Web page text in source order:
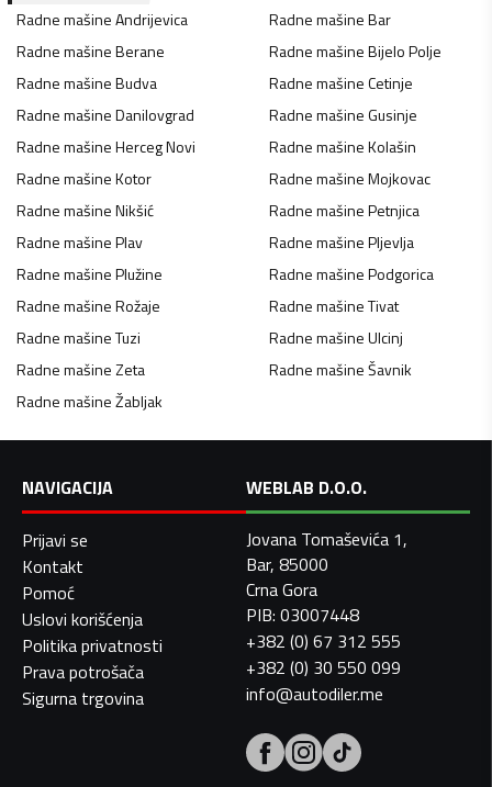
Radne mašineAndrijevica Radne mašineBar
Radne mašineBerane Radne mašineBijelo Polje
Radne mašineBudva Radne mašineCetinje
Radne mašineDanilovgrad Radne mašineGusinje
Radne mašineHerceg Novi Radne mašineKolašin
Radne mašineKotor Radne mašineMojkovac
Radne mašineNikšić Radne mašinePetnjica
Radne mašinePlav Radne mašinePljevlja
Radne mašinePlužine Radne mašinePodgorica
Radne mašineRožaje Radne mašineTivat
Radne mašineTuzi Radne mašineUlcinj
Radne mašineZeta Radne mašineŠavnik
Radne mašineŽabljak
NAVIGACIJA
Prijavi se
Kontakt
Pomoć
Uslovi korišćenja
Politika privatnosti
Prava potrošača
Sigurna trgovina
WEBLAB D.O.O.
Jovana Tomaševića 1,
Bar, 85000
Crna Gora
PIB: 03007448
+382 (0) 67 312 555
+382 (0) 30 550 099
info@autodiler.me